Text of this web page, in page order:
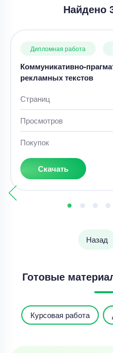
Найдено
Дипломная работа
Коммуникативно-
рекламных текстов
Страниц
Просмотров
Покупок
Скачать
Назад
Готовые
Курсовая работа